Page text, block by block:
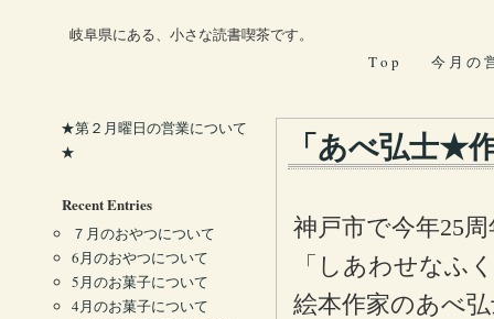
岐阜県にある、小さな読書喫茶です。
T o p
今 月 の
「あべ弘士★
神戸市で今年25
「しあわせなふ
絵本作家のあべ
★第２月曜日の営業について
★
Recent Entries
７月のおやつについて
6月のおやつについて
5月のお菓子について
4月のお菓子について